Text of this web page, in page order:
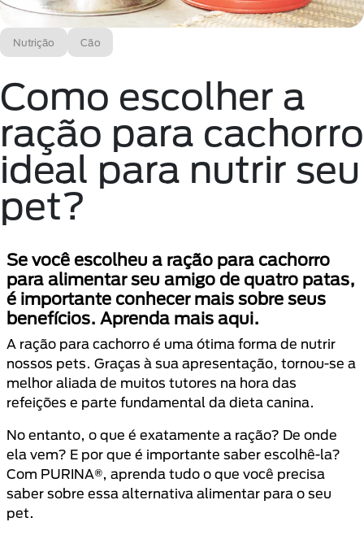
Nutrição Cão
Como escolher a
ração para cachorro
ideal para nutrir seu
pet?
Se você escolheu a ração para cachorro
para alimentar seu amigo de quatro patas,
é importante conhecer mais sobre seus
benefícios. Aprenda mais aqui.
A ração para cachorro é uma ótima forma de nutrir
nossos pets. Graças à sua apresentação, tornou-se a
melhor aliada de muitos tutores na hora das
refeições e parte fundamental da dieta canina.
No entanto, o que é exatamente a ração? De onde
ela vem? E por que é importante saber escolhê-la?
Com PURINA®, aprenda tudo o que você precisa
saber sobre essa alternativa alimentar para o seu
pet.